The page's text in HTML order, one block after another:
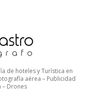
de hoteles y Turística en
aérea – Publicidad
– Drones